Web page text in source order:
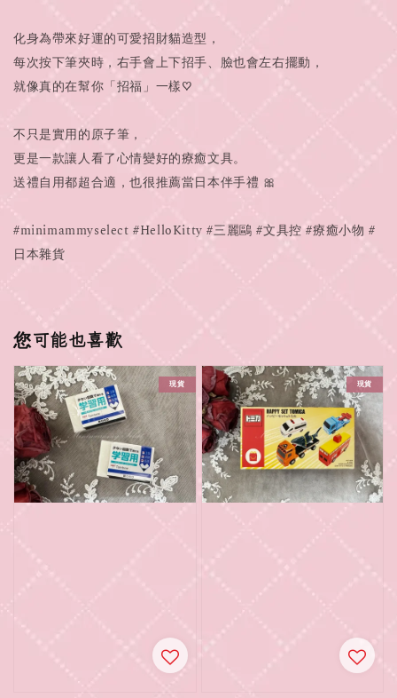
化身為帶來好運的可愛招財貓造型，
每次按下筆夾時，右手會上下招手、臉也會左右擺動，
就像真的在幫你「招福」一樣♡
不只是實用的原子筆，
更是一款讓人看了心情變好的療癒文具。
送禮自用都超合適，也很推薦當日本伴手禮 🎀
#minimammyselect #HelloKitty #三麗鷗 #文具控 #療癒小物 #
日本雜貨
您可能也喜歡
現貨 現貨